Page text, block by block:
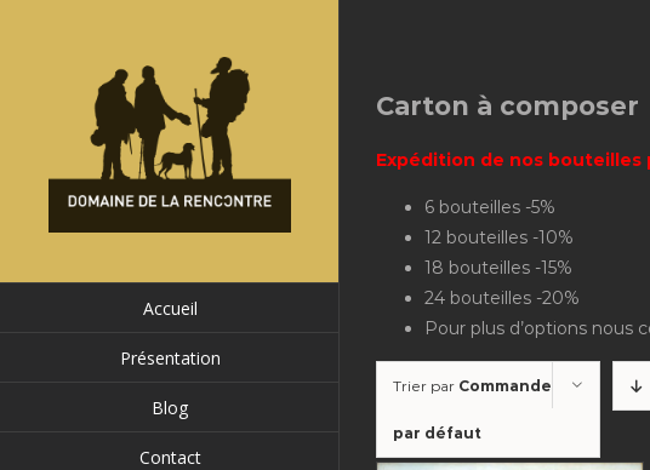
Accueil
Présentation
Blog
Contact
Carton à composer
Expédition de nos
6 bouteilles -5%
12 bouteilles -10%
18 bouteilles -15%
24 bouteilles -20%
Pour plus d’options nous
Trier par Commande
par défaut